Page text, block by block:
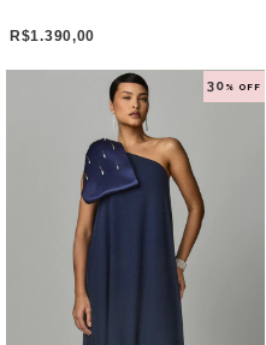
R$1.390,00
30 % OFF